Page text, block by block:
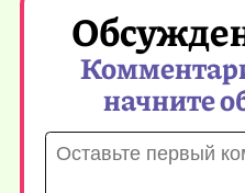
начните